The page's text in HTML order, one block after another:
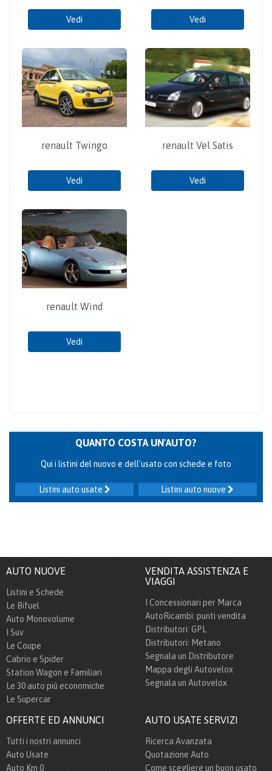
Vedi Vedi
renault Twingo
Vedi
renault Vel Satis
Vedi
renault Wind
Vedi
QUANTO COSTA UN'AUTO?
Qui i listini del nuovo e dell'usato con schede e foto
Listini auto nuove
Listini auto usate
AUTO NUOVE
Listini e Schede
Le Bifuel
Auto Monovolume
I Suv
Le Coupe
Cabrio e Spider
Station Wagon e Familiari
Le 30 auto più economiche
Le Supercar
VENDITA ASSISTENZA E
VIAGGI
I Concessionari per Marca
AutoRicambi: punti vendita
Distributori: GPL
Distributori: Metano
Segnala un Distributore
Mappa degli Autovelox
Segnala un Autovelox
OFFERTE ED ANNUNCI
Tutti i nostri annunci
Auto Usate
Auto Km 0
AUTO USATE SERVIZI
Ricerca Avanzata
Quotazione Auto
Come scegliere un buon usato